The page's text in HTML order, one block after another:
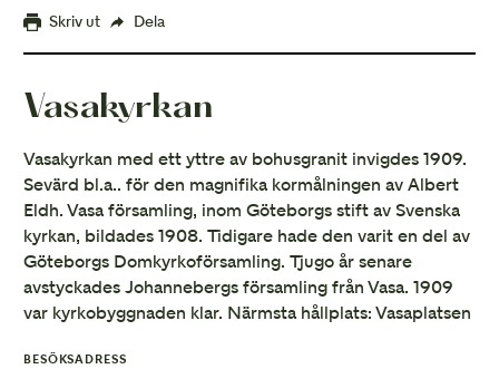
Skriv ut Dela
Vasakyrkan
Vasakyrkan med ett yttre av bohusgranit invigdes 1909.
Sevärd bl.a.. för den magnifika kormålningen av Albert
Eldh. Vasa församling, inom Göteborgs stift av Svenska
kyrkan, bildades 1908. Tidigare hade den varit en del av
Göteborgs Domkyrkoförsamling. Tjugo år senare
avstyckades Johannebergs församling från Vasa. 1909
var kyrkobyggnaden klar. Närmsta hållplats: Vasaplatsen
BESÖKSADRESS